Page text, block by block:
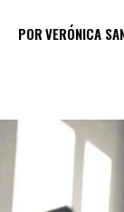
PORVERÓNICA